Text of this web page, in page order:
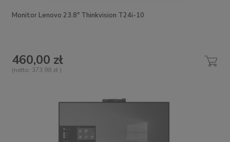
Monitor Lenovo 23.8" Thinkvision T24i-10
460,00 zł
(netto: 373,98 zł )